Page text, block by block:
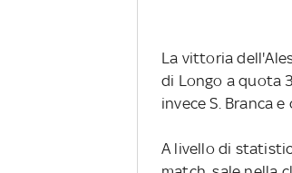
La vittoria
di Longo a quota
invece S. Branca
A livello di